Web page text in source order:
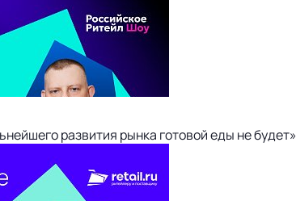
развития рынка готовой еды не будет»